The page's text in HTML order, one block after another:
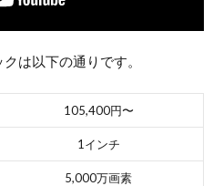
は以下の通りです。
105,400円〜
1インチ
5,000万画素